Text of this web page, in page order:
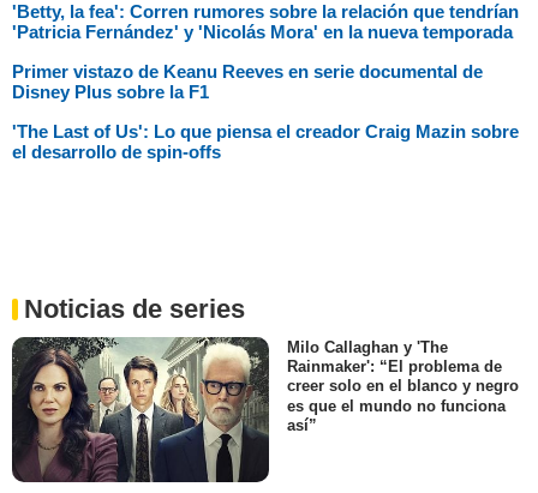
'Betty, la fea': Corren rumores sobre la relación que tendrían
'Patricia Fernández' y 'Nicolás Mora' en la nueva temporada
Primer vistazo de Keanu Reeves en serie documental de
Disney Plus sobre la F1
'The Last of Us': Lo que piensa el creador Craig Mazin sobre
el desarrollo de spin-offs
Noticias de series
Milo Callaghan y 'The
Rainmaker': “El problema de
creer solo en el blanco y negro
es que el mundo no funciona
así”